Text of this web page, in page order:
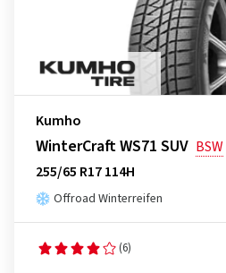
Kumho
WinterCraft WS71 SUV BSW
255/65 R17 114H
Offroad Winterreifen
(6)